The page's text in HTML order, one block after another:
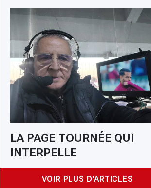
LA PAGE TOURNÉE QUI
INTERPELLE
VOIR PLUS D'ARTICLES